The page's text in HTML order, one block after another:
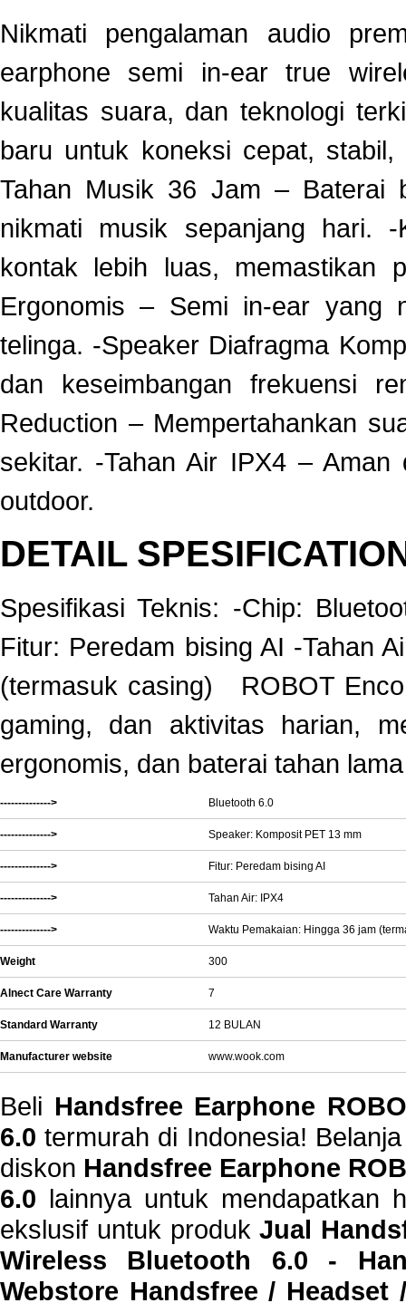
Nikmati pengalaman audio
earphone semi in-ear true
kualitas suara, dan teknologi
baru untuk koneksi cepat,
Tahan Musik 36 Jam – Baterai
nikmati musik sepanjang hari.
kontak lebih luas, memastikan
Ergonomis – Semi in-ear yang
telinga. -Speaker Diafragma
dan keseimbangan frekuensi
Reduction – Mempertahankan
sekitar. -Tahan Air IPX4 –
outdoor.
DETAIL
Spesifikasi Teknis: -Chip:
Fitur: Peredam bising AI -Tahan
(termasuk casing) ROBOT
gaming, dan aktivitas harian,
ergonomis, dan baterai tahan
--------------> Bluetooth 6.0
--------------> Speaker: Komposit PET 13 mm
--------------> Fitur: Peredam bising AI
--------------> Tahan Air: IPX4
--------------> Waktu Pemakaian: Hingga 36 jam
Weight 300
Alnect Care Warranty 7
Standard Warranty 12 BULAN
Manufacturer website www.wook.com
Beli Handsfree Earphone
6.0 termurah di Indonesia!
diskon Handsfree Earphone
6.0 lainnya untuk mendapatkan
ekslusif untuk produkJual
Wireless Bluetooth 6.0 -
Webstore Handsfree /